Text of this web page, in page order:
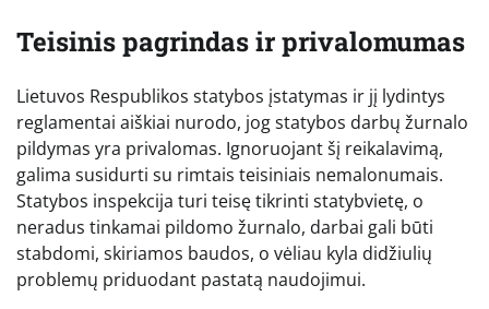
Teisinis pagrindas ir privalomumas
Lietuvos Respublikos statybos įstatymas ir jį lydintys
reglamentai aiškiai nurodo, jog statybos darbų žurnalo
pildymas yra privalomas. Ignoruojant šį reikalavimą,
galima susidurti su rimtais teisiniais nemalonumais.
Statybos inspekcija turi teisę tikrinti statybvietę, o
neradus tinkamai pildomo žurnalo, darbai gali būti
stabdomi, skiriamos baudos, o vėliau kyla didžiulių
problemų priduodant pastatą naudojimui.